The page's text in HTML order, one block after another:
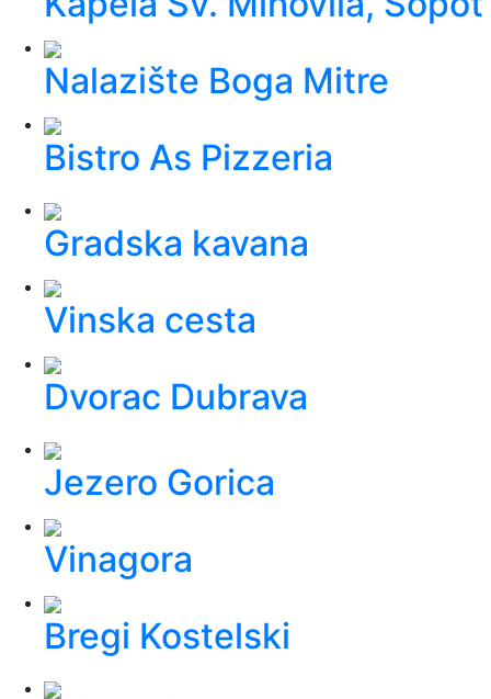
Nalazište Boga Mitre
Bistro As Pizzeria
Gradska kavana
Vinska cesta
Dvorac Dubrava
Jezero Gorica
Vinagora
Bregi Kostelski